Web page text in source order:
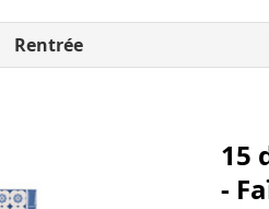
Rentrée
15
-